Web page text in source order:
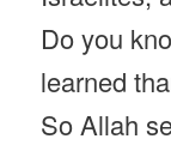
Do you
learned
So Allah